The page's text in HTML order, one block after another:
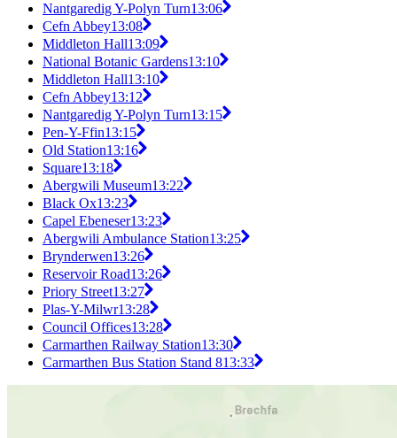
Nantgaredig Y-Polyn Turn13:06
Cefn Abbey13:08
Middleton Hall13:09
National Botanic Gardens13:10
Middleton Hall13:10
Cefn Abbey13:12
Nantgaredig Y-Polyn Turn13:15
Pen-Y-Ffin13:15
Old Station13:16
Square13:18
Abergwili Museum13:22
Black Ox13:23
Capel Ebeneser13:23
Abergwili Ambulance Station13:25
Brynderwen13:26
Reservoir Road13:26
Priory Street13:27
Plas-Y-Milwr13:28
Council Offices13:28
Carmarthen Railway Station13:30
Carmarthen Bus Station Stand 813:33